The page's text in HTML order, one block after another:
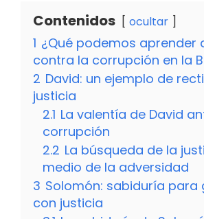
Contenidos ocultar
1 ¿Qué podemos aprender
contra la corrupción en la
2 David: un ejemplo de
justicia
2.1 La valentía de David
corrupción
2.2 La búsqueda de la
medio de la adversidad
3 Solomón: sabiduría para
con justicia